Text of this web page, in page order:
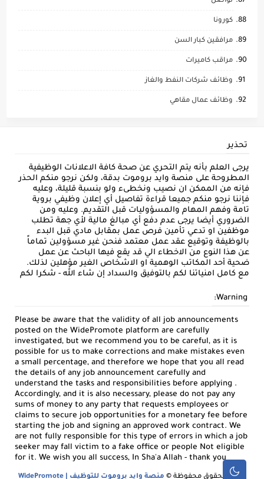
كورونا
مرافقين كبار السن
مراقب كاميرات
وظائف شركات النفط والغاز
وظائف عمال مقاهي
تحذير
يرجى العلم بأنه يتم التحري عن صحة كافة الاعلانات الوظيفية
المطروحة على منصة وايد بروموت بدقة، ولكن نرجو منكم الحذر
فإنه من الممكن ان نصيب ونخطىء ولو بنسبة قليلة، وعليه
فإننا نرجو منكم جميعا قراءة تفاصيل أي إعلان وظيفي بروية
تامة وفهم المهام والمسؤوليات قبل التقديم. وعليه ومن
الضروري أيضا يرجى عدم دفع أي مبالغ مالية لأي جهة تطلب
موظفين او تدعي تأمين فرص عمل بمقابل مادي قبل البدء
بالوظيفة وتوقيع عقد عمل معتمد فنحن غير مسؤولين تماماً
عن هذا النوع من الاخطاء الي قد يقع فيها الباحث عن عمل
ضحية أحد المكاتب الوهمية او الاشخاص الغير مؤهلين لذلك.
مع كامل امنياتنا لكم بالتوفيق والسداد إن شاء الله - شكرا لكم
Warning:
Please be aware that the validity of all job announcements
posted on the WidePromote platform are carefully
investigated, but we recommend you to be careful, as it is
possible for us to make corrections and make mistakes even
a small percentage, and therefore we hope that you all read
the details of any job announcement carefully and
understand the tasks and responsibilities before applying .
Accordingly, and it is also necessary, please do not pay any
sums of money to any party that requests employees or
claims to secure job opportunities for a monetary fee before
starting the job and signing an approved work contract. We
are not fully responsible for this type of errors in which a job
seeker may fall victim to a fake office or people Not eligible
for it. We wish you all success, In Sha'a Allah - thank you
جميع الحقوق محفوظة © منصة وايد بروموت للتوظيف | WidePromote